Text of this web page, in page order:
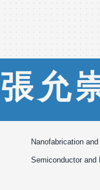
張允
Nanofabrication
Semiconductor and